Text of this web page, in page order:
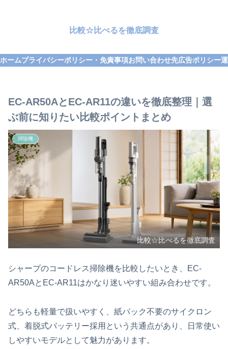
比較☆比べるを徹底調査
ホームプライバシーポリシー・免責事項お問い合わせ先広告ポリシー
EC-AR50AとEC-AR11の違いを徹底整理｜選
ぶ前に知りたい比較ポイントまとめ
掃除機
比較☆比べるを徹底調査
シャープのコードレス掃除機を比較したいとき、EC-
AR50AとEC-AR11はかなり迷いやすい組み合わせです。
どちらも軽量で扱いやすく、紙パック不要のサイクロン
式、着脱式バッテリー採用という共通点があり、日常使い
しやすいモデルとして魅力があります。